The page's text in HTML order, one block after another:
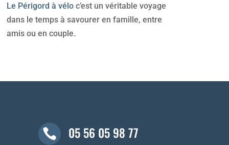
Le Périgord à vélo c’est un véritable voyage
dans le temps à savourer en famille, entre
amis ou en couple.
 05 56 05 98 77